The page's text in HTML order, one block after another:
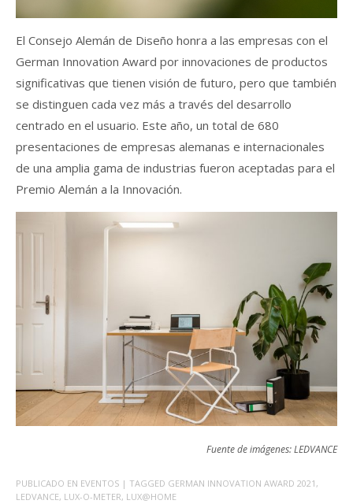
El Consejo Alemán de Diseño honra a las empresas con el
German Innovation Award por innovaciones de productos
significativas que tienen visión de futuro, pero que también
se distinguen cada vez más a través del desarrollo
centrado en el usuario. Este año, un total de 680
presentaciones de empresas alemanas e internacionales
de una amplia gama de industrias fueron aceptadas para el
Premio Alemán a la Innovación.
Fuente de imágenes: LEDVANCE
PUBLICADO EN EVENTOS | TAGGED GERMAN INNOVATION AWARD 2021 ,
LEDVANCE, LUX-O-METER, LUX@HOME